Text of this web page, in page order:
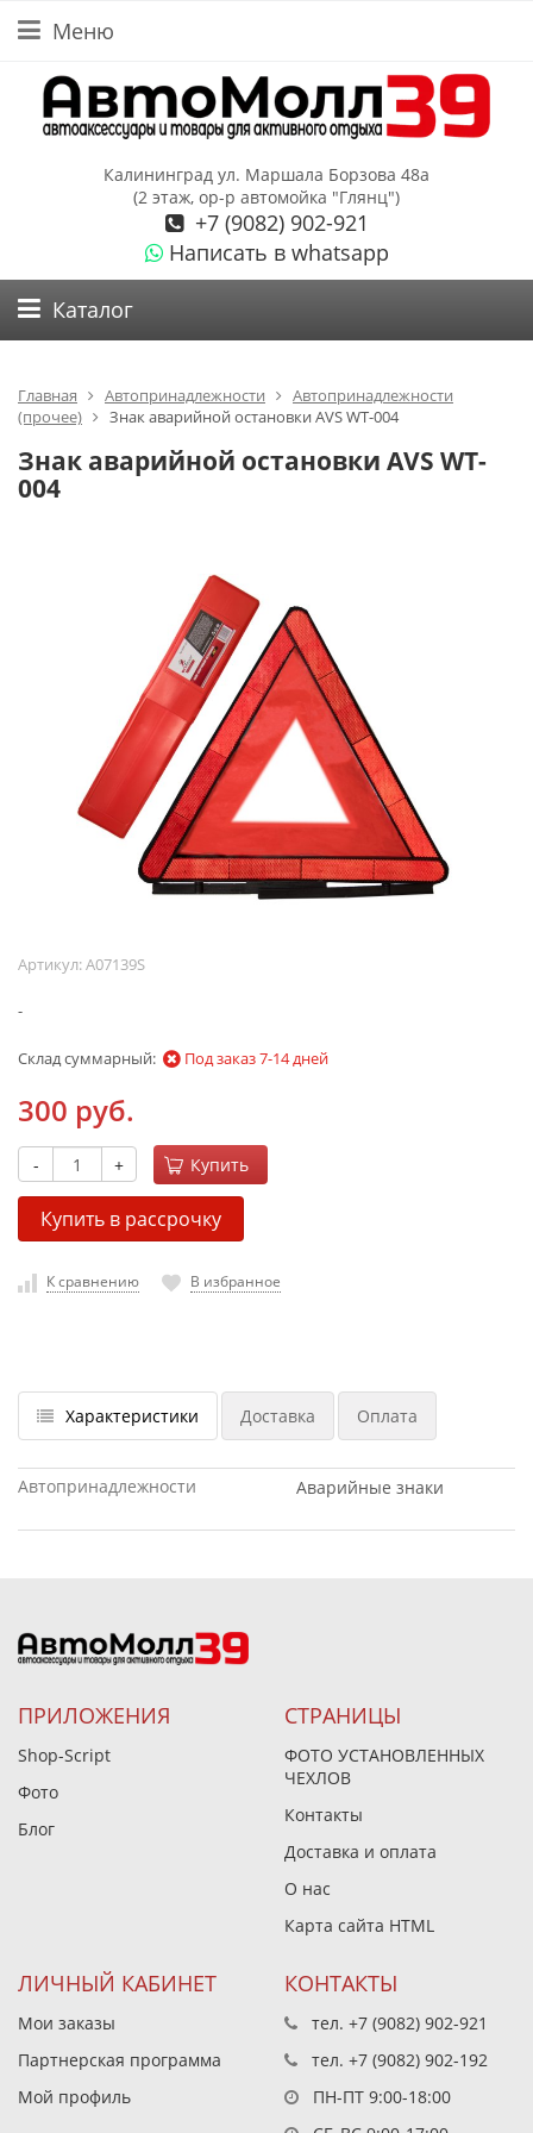
Меню
Калининград ул. Маршала Борзова 48а
(2 этаж, ор-р автомойка "Глянц")
+7 (9082) 902-921
Написать в whatsapp
Каталог
Главная Автопринадлежности
Автопринадлежности
(прочее)
Знак аварийной остановки AVS WT-004
Знак аварийной остановки AVS WT-
004
Артикул:A07139S
-
Склад суммарный: Под заказ 7-14 дней
300 руб.
- + Купить
Купить в рассрочку
К сравнению В избранное
Характеристики Доставка Оплата
Автопринадлежности Аварийные знаки
ПРИЛОЖЕНИЯ
Shop-Script
Фото
Блог
СТРАНИЦЫ
ФОТО УСТАНОВЛЕННЫХ
ЧЕХЛОВ
Контакты
Доставка и оплата
О нас
Карта сайта HTML
ЛИЧНЫЙ КАБИНЕТ
Мои заказы
Партнерская программа
Мой профиль
КОНТАКТЫ
тел. +7 (9082) 902-921
тел. +7 (9082) 902-192
ПН-ПТ 9:00-18:00